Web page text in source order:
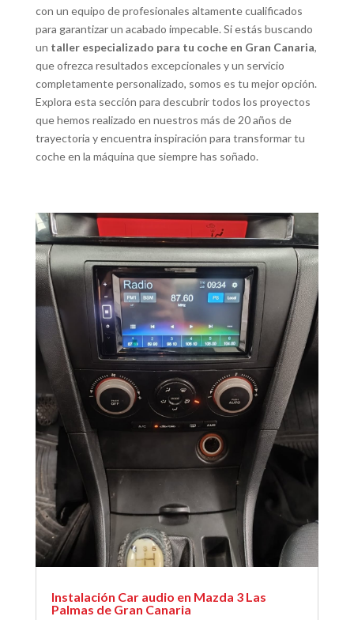
con un equipo de profesionales altamente cualificados
para garantizar un acabado impecable. Si estás buscando
un taller especializado para tu coche en Gran Canaria,
que ofrezca resultados excepcionales y un servicio
completamente personalizado, somos es tu mejor opción.
Explora esta sección para descubrir todos los proyectos
que hemos realizado en nuestros más de 20 años de
trayectoria y encuentra inspiración para transformar tu
coche en la máquina que siempre has soñado.
Instalación Car audio en Mazda 3 Las
Palmas de Gran Canaria